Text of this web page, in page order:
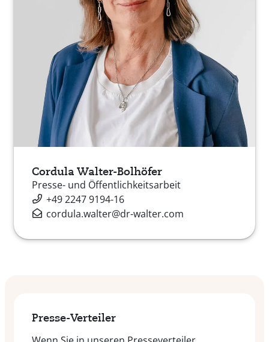
Cordula Walter-Bolhöfer
Presse- und Öffentlichkeitsarbeit
+49 2247 9194-16
cordula.walter@dr-walter.com
Presse-Verteiler